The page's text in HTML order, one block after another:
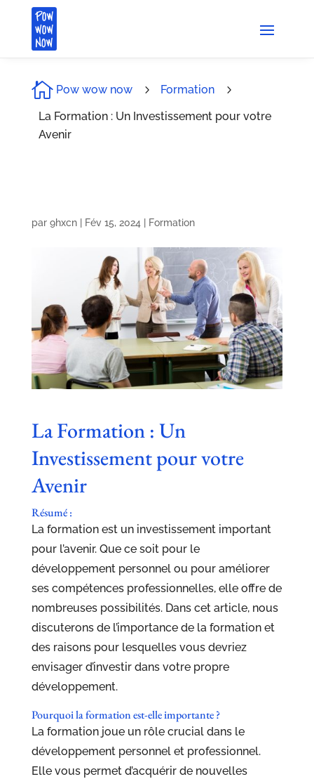
 Pow wow now 5 Formation 5
La Formation : Un Investissement pour votre
Avenir
par 9hxcn| Fév 15, 2024| Formation
La Formation : Un
Investissement pour votre
Avenir
Résumé :
La formation est un investissement important
pour l’avenir. Que ce soit pour le
développement personnel ou pour améliorer
ses compétences professionnelles, elle offre de
nombreuses possibilités. Dans cet article, nous
discuterons de l’importance de la formation et
des raisons pour lesquelles vous devriez
envisager d’investir dans votre propre
développement.
Pourquoi la formation est-elle importante ?
La formation joue un rôle crucial dans le
développement personnel et professionnel.
Elle vous permet d’acquérir de nouvelles